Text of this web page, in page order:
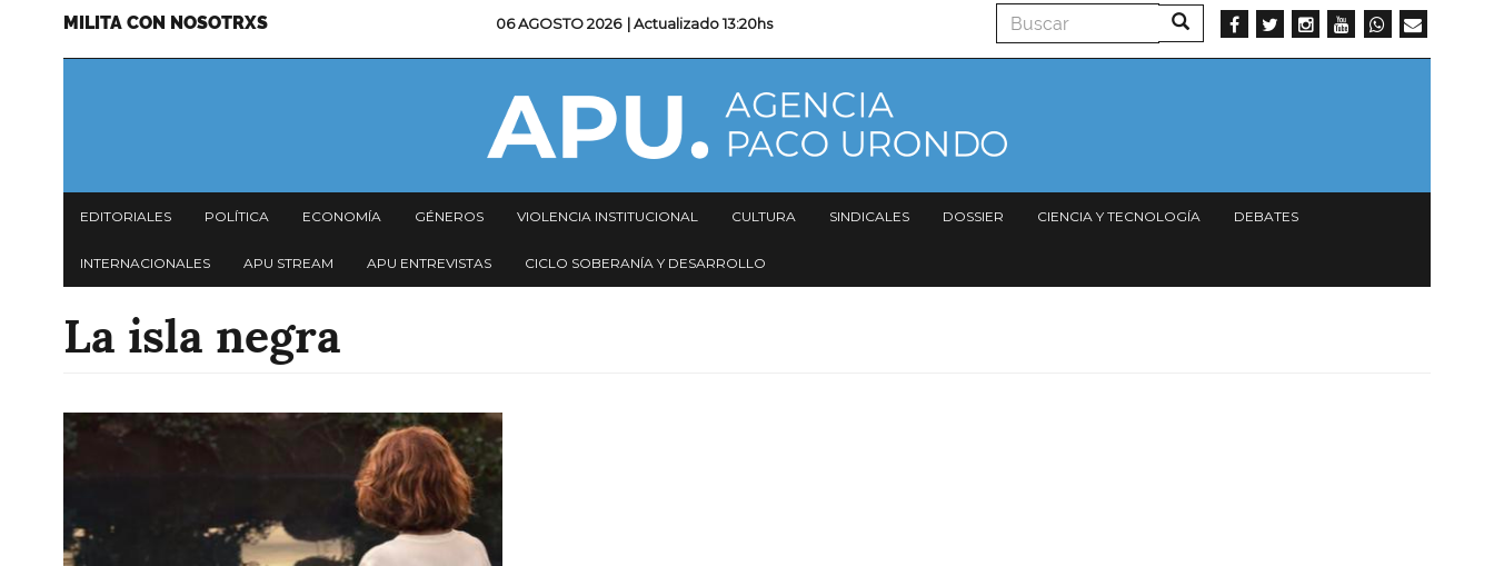
Menu
MILITA CON NOSOTRXS 06 AGOSTO 2026 | Actualizado13:20hs Buscar Buscar
Navegación
principal
EDITORIALES POLÍTICA ECONOMÍA GÉNEROS VIOLENCIA INSTITUCIONAL CULTURA SINDICALES DOSSIER CIENCIA Y TECNOLOGÍA DEBATES
INTERNACIONALES APU STREAM APU ENTREVISTAS CICLO SOBERANÍA Y DESARROLLO
La isla negra
Imagen